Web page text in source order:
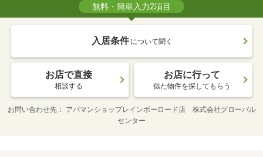
無料・簡単入力2項目
入居条件 について聞く
お店で直接
相談する
お店に行って
似た物件を探してもらう
お問い合わせ先
アパマンショップレインボーロード店 株式会社グローバル
センター